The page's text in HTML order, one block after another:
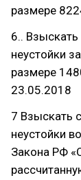
размере
6..
неустойки
размере
23.05.2018
7 Взыскать
неустойки
Закона РФ